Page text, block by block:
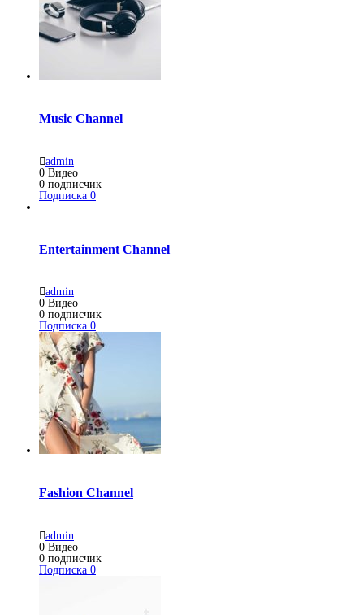
Music Channel
admin
0 Видео
0 подписчик
Подписка 0
Entertainment Channel
admin
0 Видео
0 подписчик
Подписка 0
Fashion Channel
admin
0 Видео
0 подписчик
Подписка 0